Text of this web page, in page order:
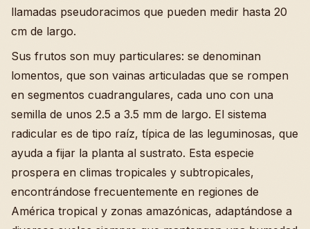
llamadas pseudoracimos que pueden medir hasta 20
cm de largo.
Sus frutos son muy particulares: se denominan
lomentos, que son vainas articuladas que se rompen
en segmentos cuadrangulares, cada uno con una
semilla de unos 2.5 a 3.5 mm de largo. El sistema
radicular es de tipo raíz, típica de las leguminosas, que
ayuda a fijar la planta al sustrato. Esta especie
prospera en climas tropicales y subtropicales,
encontrándose frecuentemente en regiones de
América tropical y zonas amazónicas, adaptándose a